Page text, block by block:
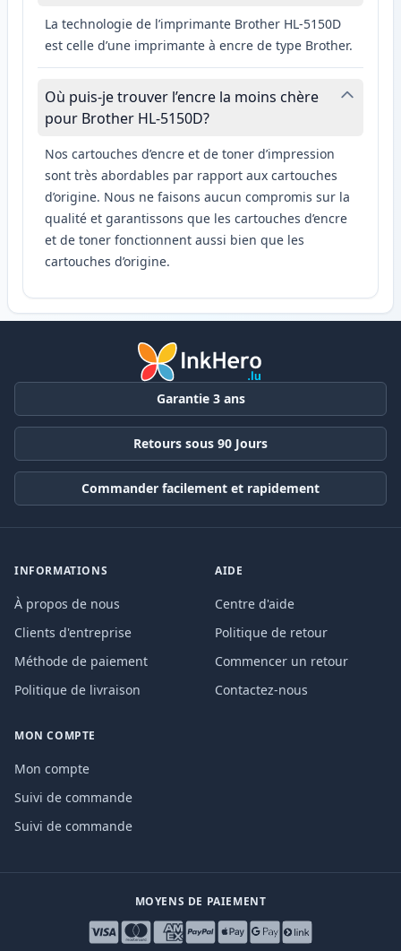
La technologie de l’imprimante Brother HL-5150D
est celle d’une imprimante à encre de type Brother.
Où puis-je trouver l’encre la moins chère
pour Brother HL-5150D?
Nos cartouches d’encre et de toner d’impression
sont très abordables par rapport aux cartouches
d’origine. Nous ne faisons aucun compromis sur la
qualité et garantissons que les cartouches d’encre
et de toner fonctionnent aussi bien que les
cartouches d’origine.
Garantie 3 ans
Retours sous 90 Jours
Commander facilement et rapidement
INFORMATIONS
À propos de nous
Clients d'entreprise
Méthode de paiement
Politique de livraison
AIDE
Centre d'aide
Politique de retour
Commencer un retour
Contactez-nous
MON COMPTE
Mon compte
Suivi de commande
Suivi de commande
MOYENS DE PAIEMENT